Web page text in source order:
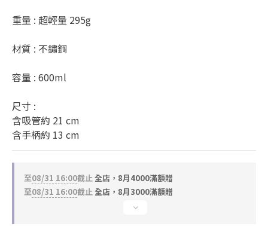
重量 : 超輕量 295g
材質 : 不鏽鋼
容量 : 600ml
尺寸 :
含吸管約 21 cm
含手柄約 13 cm
至08/31 16:00截止全店，8月4000滿額贈
至08/31 16:00截止全店，8月3000滿額贈